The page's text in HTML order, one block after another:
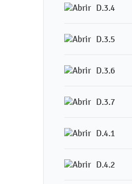
D.3.4
D.3.5
D.3.6
D.3.7
D.4.1
D.4.2